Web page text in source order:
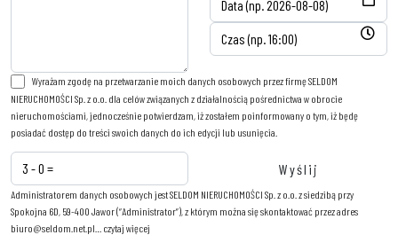
Wyrażam zgodę na przetwarzanie moich danych osobowych przez firmę SELDOM
NIERUCHOMOŚCI Sp. z o.o. dla celów związanych z działalnością pośrednictwa w obrocie
nieruchomościami, jednocześnie potwierdzam, iż zostałem poinformowany o tym, iż będę
posiadać dostęp do treści swoich danych do ich edycji lub usunięcia.
Administratorem danych osobowych jest SELDOM NIERUCHOMOŚCI Sp. z o.o. z siedzibą przy
Spokojna 6D, 59-400 Jawor (“Administrator”), z którym można się skontaktować przez adres
biuro@seldom.net.pl… czytaj więcej